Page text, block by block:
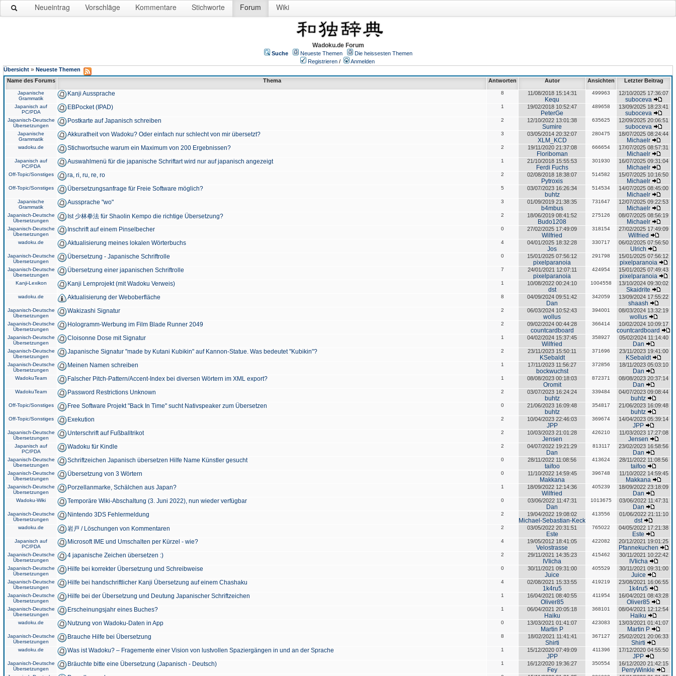
Neueintrag Vorschläge Kommentare Stichworte Forum Wiki
Wadoku.de Forum
Suche Neueste Themen
Die heissesten Themen
Registrieren /
Anmelden
Übersicht » Neueste Themen
Name des Forums
Thema Antworten Autor Ansichten Letzter Beitrag
Japanische
Grammatik
Kanji Aussprache 8 11/08/2018 15:14:31
Kequ
499963 12/10/2025 17:36:07
suboceva
Japanisch auf
PC/PDA
EBPocket (IPAD) 1 19/02/2018 10:52:47
PeterGe
489658 13/09/2025 18:23:41
suboceva
Japanisch-Deutsche
Übersetzungen
Postkarte auf Japanisch schreiben 2 12/10/2022 13:01:38
Sumire
635625 12/09/2025 20:06:51
suboceva
Japanische
Grammatik
Akkuratheit von Wadoku? Oder einfach nur schlecht von mir übersetzt? 3 03/05/2014 20:32:07
XLM_KCD
280475 18/07/2025 08:24:44
Michaelr
wadoku.de Stichwortsuche warum ein Maximum von 200 Ergebnissen? 2 19/11/2020 21:37:08
Floriboman
666654 17/07/2025 08:57:31
Michaelr
Japanisch auf
PC/PDA
Auswahlmenü für die japanische Schriftart wird nur auf japanisch angezeigt 1 21/10/2018 15:55:53
Ferdi Fuchs
301930 16/07/2025 09:31:04
Michaelr
Off-Topic/Sonstiges ra, ri, ru, re, ro 2 02/08/2018 18:38:07
Pytroxis
514582 15/07/2025 10:16:50
Michaelr
Off-Topic/Sonstiges Übersetzungsanfrage für Freie Software möglich? 5 03/07/2023 16:26:34
buhtz
514534 14/07/2025 08:45:00
Michaelr
Japanische
Grammatik
Aussprache "wo" 3 01/09/2019 21:38:35
b4mbus
731647 12/07/2025 09:22:53
Michaelr
Japanisch-Deutsche
Übersetzungen
Ist 少林拳法 für Shaolin Kempo die richtige Übersetzung? 2 18/06/2019 08:41:52
Budo1208
275126 08/07/2025 08:56:19
Michaelr
Japanisch-Deutsche
Übersetzungen
Inschrift auf einem Pinselbecher 0 27/02/2025 17:49:09
Wilfried
318154 27/02/2025 17:49:09
Wilfried
wadoku.de Aktualisierung meines lokalen Wörterbuchs 4 04/01/2025 18:32:28
Jos
330717 06/02/2025 07:56:50
Ulrich
Japanisch-Deutsche
Übersetzungen
Übersetzung - Japanische Schriftrolle 0 15/01/2025 07:56:12
pixelparanoia
291798 15/01/2025 07:56:12
pixelparanoia
Japanisch-Deutsche
Übersetzungen
Übersetzung einer japanischen Schriftrolle 7 24/01/2021 12:07:11
pixelparanoia
424954 15/01/2025 07:49:43
pixelparanoia
Kanji-Lexikon Kanji Lernprojekt (mit Wadoku Verweis) 1 10/08/2022 00:24:10
dst
1004558 13/10/2024 09:30:02
Skaidrite
wadoku.de Aktualisierung der Weboberfläche 8 04/09/2024 09:51:42
Dan
342059 13/09/2024 17:55:22
shaash
Japanisch-Deutsche
Übersetzungen
Wakizashi Signatur 2 06/03/2024 10:52:43
wollus
394001 08/03/2024 13:32:19
wollus
Japanisch-Deutsche
Übersetzungen
Hologramm-Werbung im Film Blade Runner 2049 2 09/02/2024 00:44:28
countcardboard
366414 10/02/2024 10:09:17
countcardboard
Japanisch-Deutsche
Übersetzungen
Cloisonne Dose mit Signatur 1 04/02/2024 15:37:45
Wilfried
358927 05/02/2024 11:14:40
Dan
Japanisch-Deutsche
Übersetzungen
Japanische Signatur "made by Kutani Kubikin" auf Kannon-Statue. Was bedeutet "Kubikin"? 2 23/11/2023 15:50:11
KSebaldt
371696 23/11/2023 19:41:00
KSebaldt
Japanisch-Deutsche
Übersetzungen
Meinen Namen schreiben 1 17/11/2023 11:56:27
bockwuchst
372856 18/11/2023 05:03:10
Dan
WadokuTeam Falscher Pitch-Pattern/Accent-Index bei diversen Wörtern im XML export? 1 08/08/2023 00:18:03
Oromit
872371 08/08/2023 20:37:14
Dan
WadokuTeam Password Restrictions Unknown 2 03/07/2023 16:24:24
buhtz
339484 04/07/2023 09:08:44
buhtz
Off-Topic/Sonstiges Free Software Projekt "Back In Time" sucht Nativspeaker zum Übersetzen 0 21/06/2023 16:09:48
buhtz
354817 21/06/2023 16:09:48
buhtz
Off-Topic/Sonstiges Exekution 2 10/04/2023 22:46:03
JPP
369674 14/04/2023 05:39:14
JPP
Japanisch-Deutsche
Übersetzungen
Unterschrift auf Fußballtrikot 2 10/03/2023 21:01:28
Jensen
426210 11/03/2023 17:27:08
Jensen
Japanisch auf
PC/PDA
Wadoku für Kindle 2 04/07/2022 19:21:29
Dan
813117 23/02/2023 16:58:56
Dan
Japanisch-Deutsche
Übersetzungen
Schriftzeichen Japanisch übersetzen Hilfe Name Künstler gesucht 0 28/11/2022 11:08:56
taifoo
413624 28/11/2022 11:08:56
taifoo
Japanisch-Deutsche
Übersetzungen
Übersetzung von 3 Wörtern 0 11/10/2022 14:59:45
Makkana
396748 11/10/2022 14:59:45
Makkana
Japanisch-Deutsche
Übersetzungen
Porzellanmarke, Schälchen aus Japan? 1 18/09/2022 12:14:36
Wilfried
405239 18/09/2022 23:18:09
Dan
Wadoku-Wiki Temporäre Wiki-Abschaltung (3. Juni 2022), nun wieder verfügbar 0 03/06/2022 11:47:31
Dan
1013675 03/06/2022 11:47:31
Dan
Japanisch-Deutsche
Übersetzungen
Nintendo 3DS Fehlermeldung 2 19/04/2022 19:08:02
Michael-Sebastian-Keck
413556 01/06/2022 21:11:10
dst
wadoku.de 岩戸 / Löschungen von Kommentaren 2 03/05/2022 20:31:51
Este
765022 04/05/2022 17:21:38
Este
Japanisch auf
PC/PDA
Microsoft IME und Umschalten per Kürzel - wie? 4 19/05/2012 18:41:05
Velostrasse
422082 20/12/2021 19:01:25
Pfannekuchen
Japanisch-Deutsche
Übersetzungen
4 japanische Zeichen übersetzen :) 2 29/11/2021 14:35:23
IVIicha
415462 30/11/2021 10:22:42
IVIicha
Japanisch-Deutsche
Übersetzungen
Hilfe bei korrekter Übersetzung und Schreibweise 0 30/11/2021 09:31:00
Juice
405529 30/11/2021 09:31:00
Juice
Japanisch-Deutsche
Übersetzungen
Hilfe bei handschriftlicher Kanji Übersetzung auf einem Chashaku 4 02/08/2021 15:33:55
1k4ru5
419219 23/08/2021 16:06:55
1k4ru5
Japanisch-Deutsche
Übersetzungen
Hilfe bei der Übersetzung und Deutung Japanischer Schriftzeichen 1 16/04/2021 08:40:55
Oliver85
411954 16/04/2021 08:43:28
Oliver85
Japanisch-Deutsche
Übersetzungen
Erscheinungsjahr eines Buches? 1 06/04/2021 20:05:18
Haiku
368101 08/04/2021 12:12:54
Haiku
wadoku.de Nutzung von Wadoku-Daten in App 0 13/03/2021 01:41:07
Martin P
423083 13/03/2021 01:41:07
Martin P
Japanisch-Deutsche
Übersetzungen
Brauche Hilfe bei Übersetzung 8 18/02/2021 11:41:41
Shirti
367127 25/02/2021 20:06:33
Shirti
wadoku.de Was ist Wadoku? – Fragemente einer Vision von lustvollen Spaziergängen in und an der Sprache 1 15/12/2020 07:49:09
JPP
411396 17/12/2020 04:55:50
JPP
Japanisch-Deutsche
Übersetzungen
Bräuchte bitte eine Übersetzung (Japanisch - Deutsch) 1 16/12/2020 19:36:27
Fey
350554 16/12/2020 21:42:15
PerryWinkle